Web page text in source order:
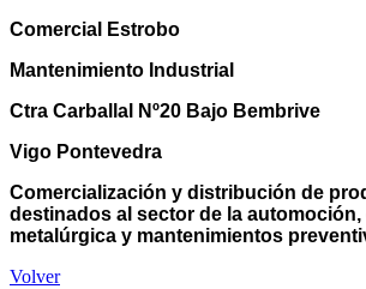
Comercial Estrobo
Mantenimiento Industrial
Ctra Carballal Nº20 Bajo Bembrive
Vigo Pontevedra
Comercialización y distribución de
destinados al sector de la
metalúrgica y mantenimientos
Volver